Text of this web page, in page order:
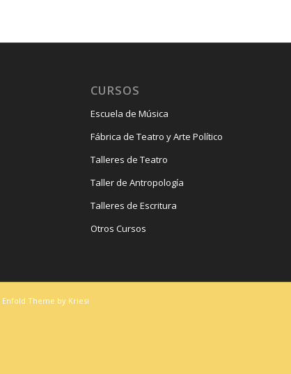
CURSOS
Escuela de Música
Fábrica de Teatro y Arte Político
Talleres de Teatro
Taller de Antropología
Talleres de Escritura
Otros Cursos
Enfold Theme by Kriesi